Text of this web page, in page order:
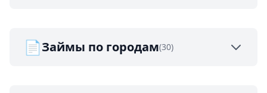
📄Займы по городам(30)